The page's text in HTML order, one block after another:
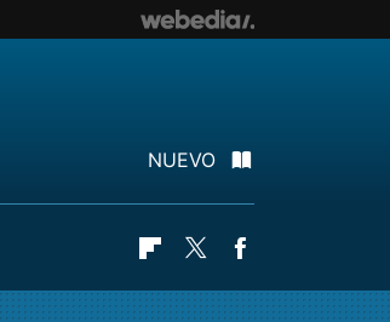
NUEVO
Flipboard
Twitter